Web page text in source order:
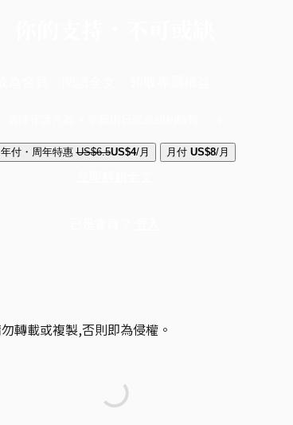
年付・周年特惠 US$6.5US$4/月 月付 US$8/月
轉載或複製,否則即為侵權。